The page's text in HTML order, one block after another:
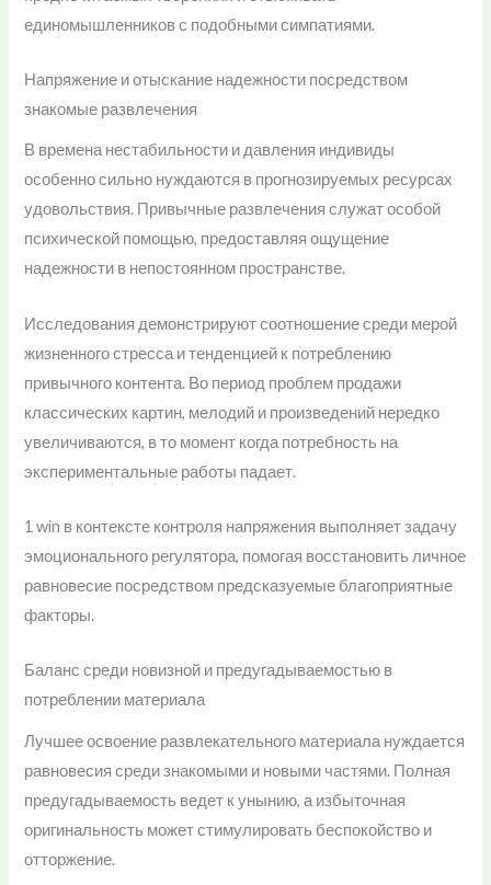
единомышленников с подобными симпатиями.
Напряжение и отыскание надежности посредством
знакомые развлечения
В времена нестабильности и давления индивиды
особенно сильно нуждаются в прогнозируемых ресурсах
удовольствия. Привычные развлечения служат особой
психической помощью, предоставляя ощущение
надежности в непостоянном пространстве.
Исследования демонстрируют соотношение среди мерой
жизненного стресса и тенденцией к потреблению
привычного контента. Во период проблем продажи
классических картин, мелодий и произведений нередко
увеличиваются, в то момент когда потребность на
экспериментальные работы падает.
1 win в контексте контроля напряжения выполняет задачу
эмоционального регулятора, помогая восстановить личное
равновесие посредством предсказуемые благоприятные
факторы.
Баланс среди новизной и предугадываемостью в
потреблении материала
Лучшее освоение развлекательного материала нуждается
равновесия среди знакомыми и новыми частями. Полная
предугадываемость ведет к унынию, а избыточная
оригинальность может стимулировать беспокойство и
отторжение.